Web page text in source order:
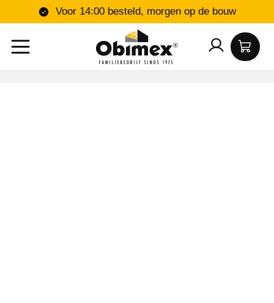
Voor 14:00 besteld, morgen op de bouw